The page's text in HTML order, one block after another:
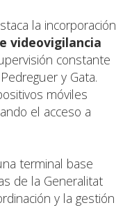
la incorporación
videovigilancia
constante
y Gata.
móviles
el acceso a
terminal base
de la Generalitat
y la gestión